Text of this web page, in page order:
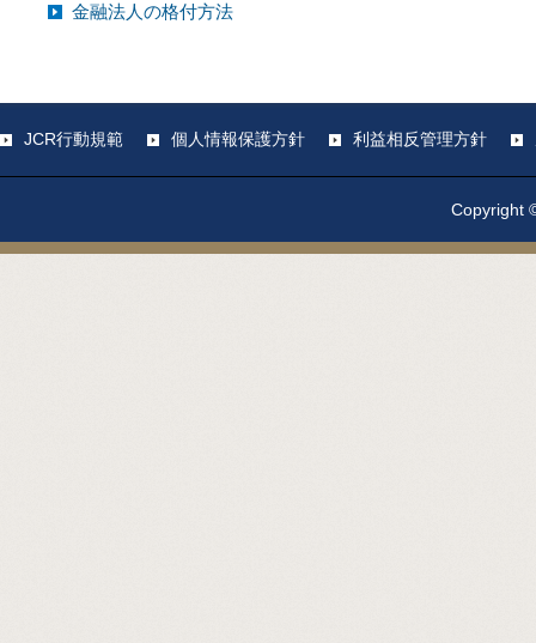
金融法人の格付方法
JCR行動規範 個人情報保護方針 利益相反管理方針
Copyright